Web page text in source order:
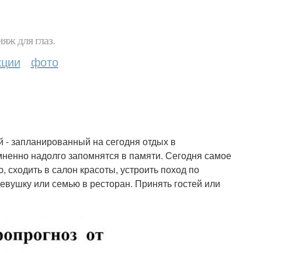
для глаз.
фото
запланированный на сегодня отдых в
надолго запомнятся в памяти. Сегодня самое
сходить в салон красоты, устроить поход по
или семью в ресторан. Принять гостей или